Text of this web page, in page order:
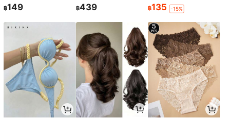
฿149 ฿439 ฿135 -15%